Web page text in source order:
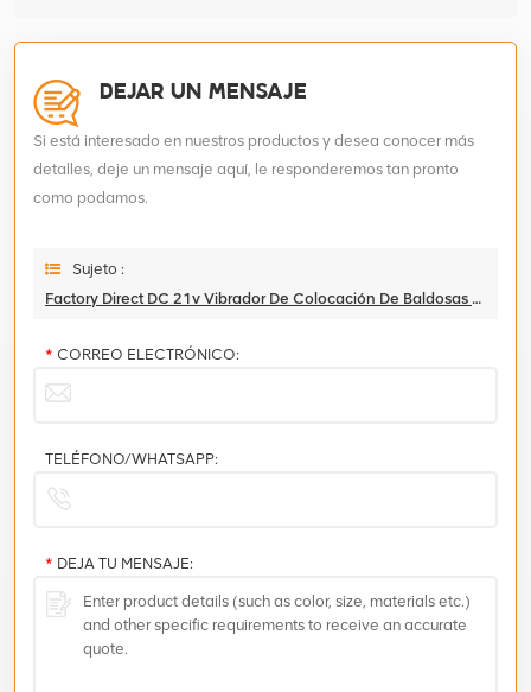
DEJAR UN MENSAJE
Si está interesado en nuestros productos y desea conocer más
detalles, deje un mensaje aquí, le responderemos tan pronto
como podamos.
Sujeto :
Factory Direct DC 21v Vibrador De Colocación De Baldosas De Cerámica
* CORREO ELECTRÓNICO:
TELÉFONO/WHATSAPP:
* DEJA TU MENSAJE: